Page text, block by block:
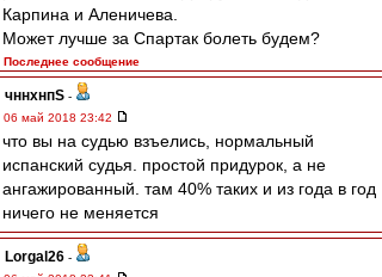
Карпина и Аленичева.
Может лучше за Спартак болеть будем?
Последнее сообщение
чннхнпS -
06 май 2018 23:42
что вы на судью взъелись, нормальный
испанский судья. простой придурок, а не
ангажированный. там 40% таких и из года в год
ничего не меняется
Lorgal26 -